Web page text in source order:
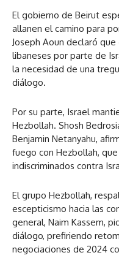
El gobierno de Beirut
allanen el camino para
Joseph Aoun declaró
libaneses por parte de
la necesidad de una
diálogo.
Por su parte, Israel
Hezbollah. Shosh
Benjamin Netanyahu,
fuego con Hezbollah,
indiscriminados contra
El grupo Hezbollah,
escepticismo hacia las
general, Naim Kassem,
diálogo, prefiriendo
negociaciones de 2024